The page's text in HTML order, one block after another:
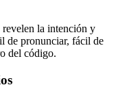
revelen la intención y
de pronunciar, fácil de
del código.